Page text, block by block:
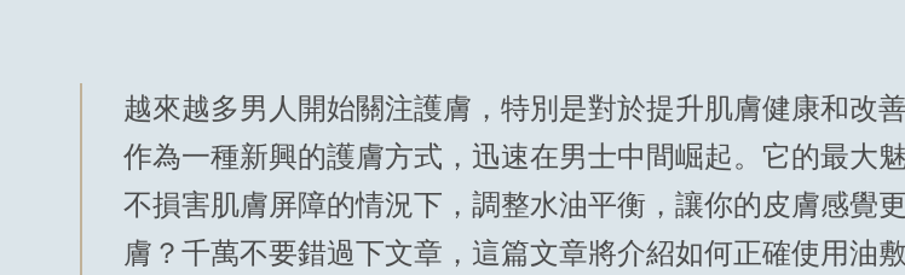
越來越多男人開始關注護膚，特別是對於提升肌膚健康和改
作為一種新興的護膚方式，迅速在男士中間崛起。它的最大
不損害肌膚屏障的情況下，調整水油平衡，讓你的皮膚感覺
膚？千萬不要錯過下文章，這篇文章將介紹如何正確使用油